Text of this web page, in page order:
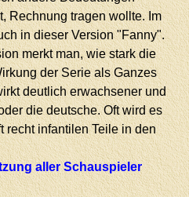
Rechnung tragen wollte. Im
in dieser Version "Fanny".
merkt man, wie stark die
der Serie als Ganzes
deutlich erwachsener und
die deutsche. Oft wird es
recht infantilen Teile in den
aller Schauspieler